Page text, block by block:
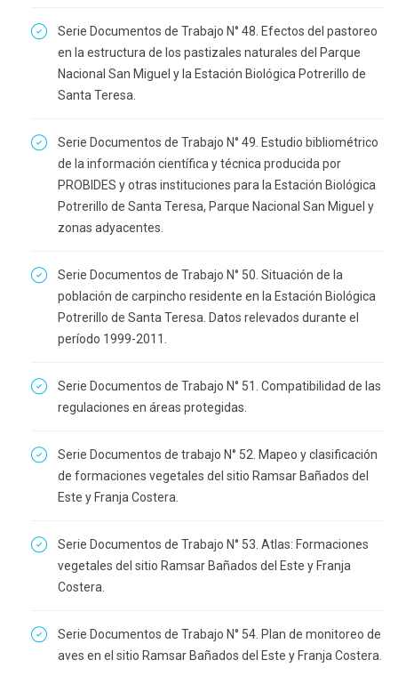
Serie Documentos de Trabajo N° 48. Efectos del pastoreo
en la estructura de los pastizales naturales del Parque
Nacional San Miguel y la Estación Biológica Potrerillo de
Santa Teresa.
Serie Documentos de Trabajo N° 49. Estudio bibliométrico
de la información científica y técnica producida por
PROBIDES y otras instituciones para la Estación Biológica
Potrerillo de Santa Teresa, Parque Nacional San Miguel y
zonas adyacentes.
Serie Documentos de Trabajo N° 50. Situación de la
población de carpincho residente en la Estación Biológica
Potrerillo de Santa Teresa. Datos relevados durante el
período 1999-2011.
Serie Documentos de Trabajo N° 51. Compatibilidad de las
regulaciones en áreas protegidas.
Serie Documentos de trabajo N° 52. Mapeo y clasificación
de formaciones vegetales del sitio Ramsar Bañados del
Este y Franja Costera.
Serie Documentos de Trabajo N° 53. Atlas: Formaciones
vegetales del sitio Ramsar Bañados del Este y Franja
Costera.
Serie Documentos de Trabajo N° 54. Plan de monitoreo de
aves en el sitio Ramsar Bañados del Este y Franja Costera.